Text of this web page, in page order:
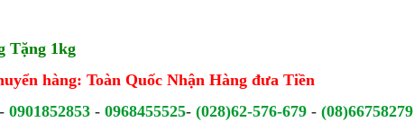
Tặng 1kg
hàng: Toàn Quốc Nhận Hàng đưa Tiền
0901852853- 0968455525- (028)62-576-679- (08)66758279